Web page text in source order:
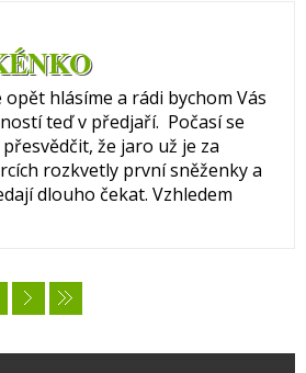
opět hlásíme a rádi bychom Vás
teď v předjaří. Počasí se
že jaro už je za
rozkvetly první sněženky a
dlouho čekat. Vzhledem